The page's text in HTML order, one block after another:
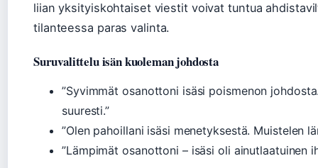
liian yksityiskohtaiset viestit voivat tuntua
tilanteessa paras valinta.
Suruvalittelu isän kuoleman johdosta
”Syvimmät osanottoni isäsi poismenon
suuresti.”
”Olen pahoillani isäsi menetyksestä. Muistelen
”Lämpimät osanottoni – isäsi oli ainutlaatuinen